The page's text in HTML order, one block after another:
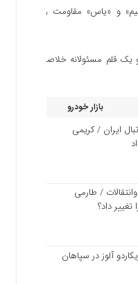
و «یاس» مقاومت را
یک قلم مسئولانه خلاصه
بازار خودرو
ایران / کریمی
/ طارمی
داد؟
آلوز در سپاهان